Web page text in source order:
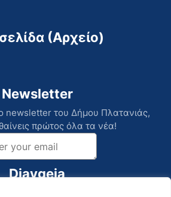
(Αρχείο)
Newsletter
newsletter του Δήμου Πλατανιάς,
πρώτος όλα τα νέα!
Diavgeia